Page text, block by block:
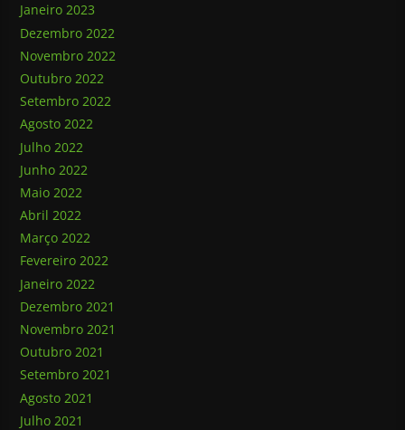
Janeiro 2023
Dezembro 2022
Novembro 2022
Outubro 2022
Setembro 2022
Agosto 2022
Julho 2022
Junho 2022
Maio 2022
Abril 2022
Março 2022
Fevereiro 2022
Janeiro 2022
Dezembro 2021
Novembro 2021
Outubro 2021
Setembro 2021
Agosto 2021
Julho 2021